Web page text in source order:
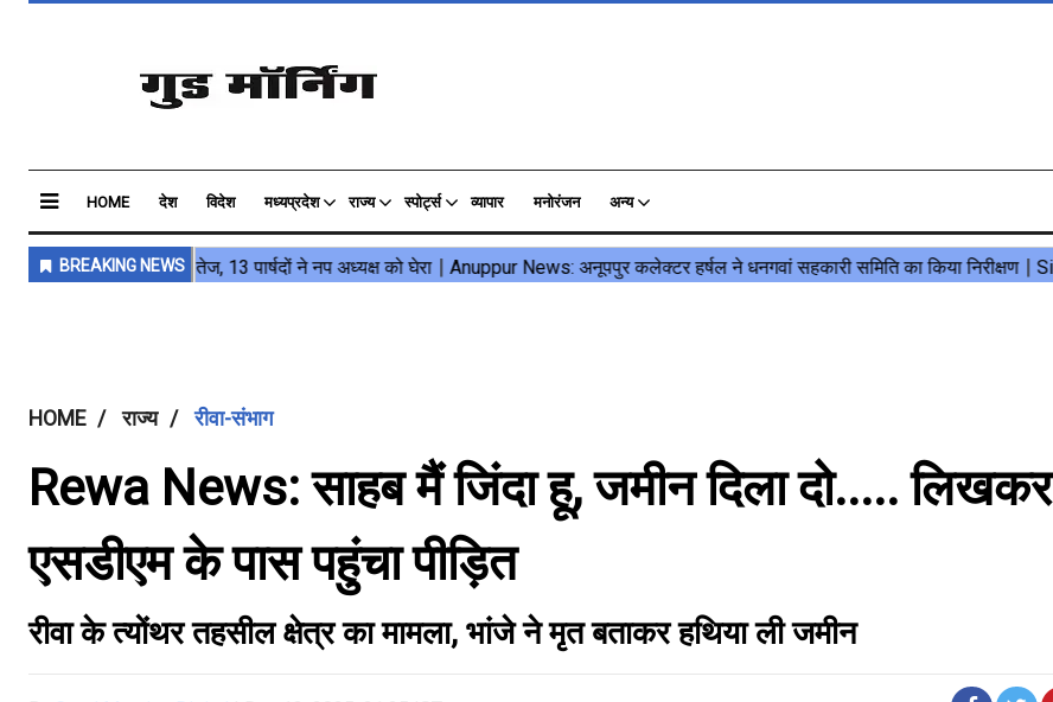
HOME देश विदेश मध्यप्रदेश राज्य स्पोर्ट्स व्यापार मनोरंजन अन्य
HOME राज्य रीवा-संभाग
Rewa News: साहब मैं जिंदा हू, जमीन दिला दो..... लिखकर
एसडीएम के पास पहुंचा पीड़ित
रीवा के त्योंथर तहसील क्षेत्र का मामला, भांजे ने मृत बताकर हथिया ली जमीन